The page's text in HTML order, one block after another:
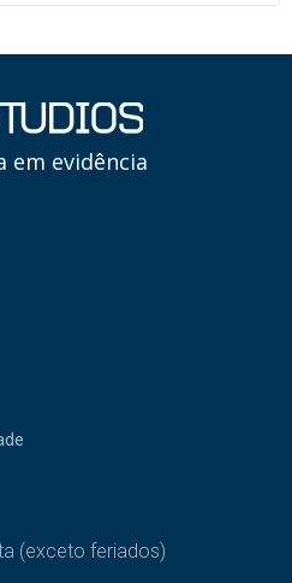
em evidência
(exceto feriados)